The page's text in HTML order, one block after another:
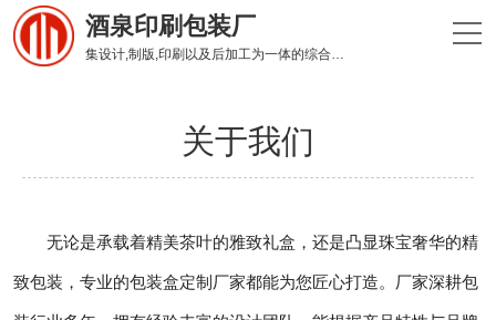
酒泉印刷包装厂
集设计,制版,印刷以及后加工为一体的综合性印刷企业
关于我们
无论是承载着精美茶叶的雅致礼盒，还是凸显珠宝奢华的精
致包装，专业的包装盒定制厂家都能为您匠心打造。厂家深耕包